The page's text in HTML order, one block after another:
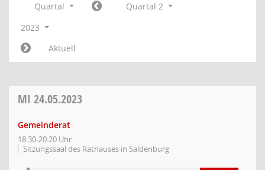
Quartal
Quartal 2
2023
Aktuell
MI 24.05.2023
Gemeinderat
18:30-20:20 Uhr
Sitzungssaal des Rathauses in Saldenburg